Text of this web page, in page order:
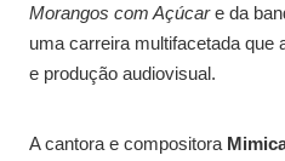
Morangos com Açúcare da
uma carreira multifacetada que
e produção audiovisual.
A cantora e compositora